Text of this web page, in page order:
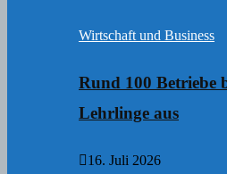
Wirtschaft und Business
Rund 100 Betriebe
Lehrlinge aus
16. Juli 2026